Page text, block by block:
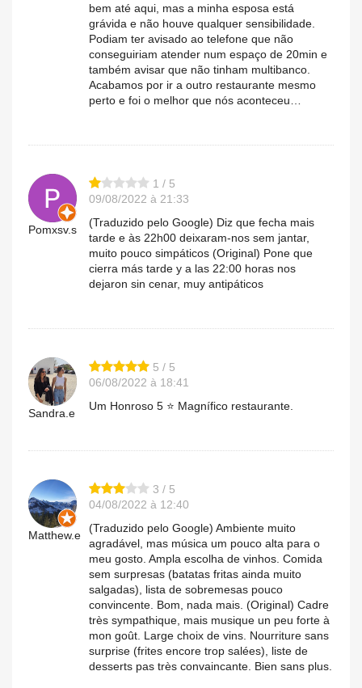
bem até aqui, mas a minha esposa está
grávida e não houve qualquer sensibilidade.
Podiam ter avisado ao telefone que não
conseguiriam atender num espaço de 20min e
também avisar que não tinham multibanco.
Acabamos por ir a outro restaurante mesmo
perto e foi o melhor que nós aconteceu…
Pomxsv.s
1 / 5
09/08/2022 à 21:33
(Traduzido pelo Google) Diz que fecha mais
tarde e às 22h00 deixaram-nos sem jantar,
muito pouco simpáticos (Original) Pone que
cierra más tarde y a las 22:00 horas nos
dejaron sin cenar, muy antipáticos
Sandra.e
5 / 5
06/08/2022 à 18:41
Um Honroso 5 ⭐ Magnífico restaurante.
Matthew.e
3 / 5
04/08/2022 à 12:40
(Traduzido pelo Google) Ambiente muito
agradável, mas música um pouco alta para o
meu gosto. Ampla escolha de vinhos. Comida
sem surpresas (batatas fritas ainda muito
salgadas), lista de sobremesas pouco
convincente. Bom, nada mais. (Original) Cadre
très sympathique, mais musique un peu forte à
mon goût. Large choix de vins. Nourriture sans
surprise (frites encore trop salées), liste de
desserts pas très convaincante. Bien sans plus.